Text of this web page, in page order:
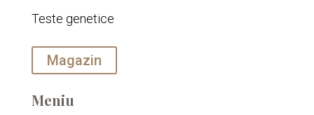
Teste genetice
Magazin
Meniu